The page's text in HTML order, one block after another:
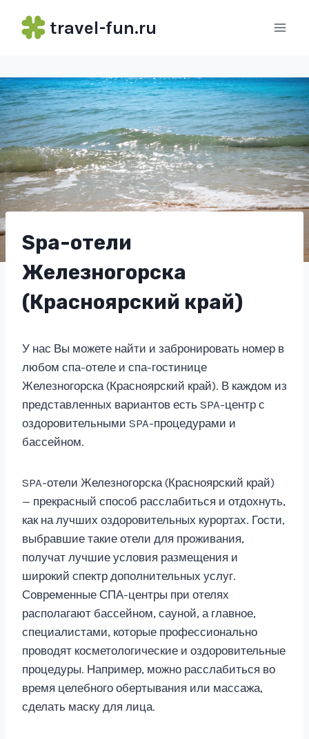
travel-fun.ru
Spa-отели
Железногорска
(Красноярский край)
У нас Вы можете найти и забронировать номер в
любом спа-отеле и спа-гостинице
Железногорска (Красноярский край). В каждом из
представленных вариантов есть SPA-центр с
оздоровительными SPA-процедурами и
бассейном.
SPA-отели Железногорска (Красноярский край)
— прекрасный способ расслабиться и отдохнуть,
как на лучших оздоровительных курортах. Гости,
выбравшие такие отели для проживания,
получат лучшие условия размещения и
широкий спектр дополнительных услуг.
Современные СПА-центры при отелях
располагают бассейном, сауной, а главное,
специалистами, которые профессионально
проводят косметологические и оздоровительные
процедуры. Например, можно расслабиться во
время целебного обертывания или массажа,
сделать маску для лица.